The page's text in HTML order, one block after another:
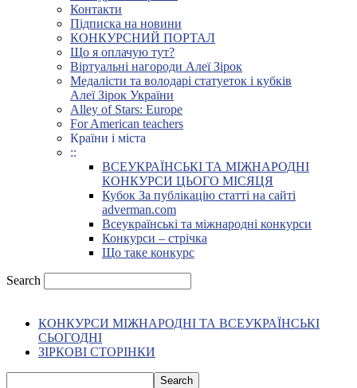
Контакти
Підписка на новини
КОНКУРСНИЙ ПОРТАЛ
Що я оплачую тут?
Віртуальні нагороди Алеї Зірок
Медалісти та володарі статуеток і кубків
Алеї Зірок України
Alley of Stars: Europe
For American teachers
Країни і міста
::
ВСЕУКРАЇНСЬКІ ТА МІЖНАРОДНІ
КОНКУРСИ ЦЬОГО МІСЯЦЯ
Кубок За публікацію статті на сайті
adverman.com
Всеукраїнські та міжнародні конкурси
Конкурси – стрічка
Що таке конкурс
Search
КОНКУРСИ МІЖНАРОДНІ ТА ВСЕУКРАЇНСЬКІ
СЬОГОДНІ
ЗІРКОВІ СТОРІНКИ